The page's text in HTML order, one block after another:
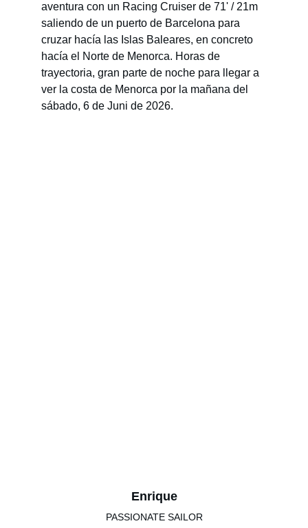
aventura con un Racing Cruiser de 71' / 21m
saliendo de un puerto de Barcelona para
cruzar hacía las Islas Baleares, en concreto
hacía el Norte de Menorca. Horas de
trayectoria, gran parte de noche para llegar a
ver la costa de Menorca por la mañana del
sábado, 6 de Juni de 2026.
Enrique
PASSIONATE SAILOR